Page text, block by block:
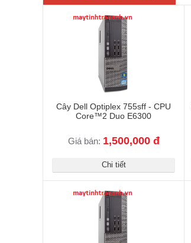
Cây Dell Optiplex 755sff - CPU
Core™2 Duo E6300
Giá bán: 1,500,000 đ
Chi tiết